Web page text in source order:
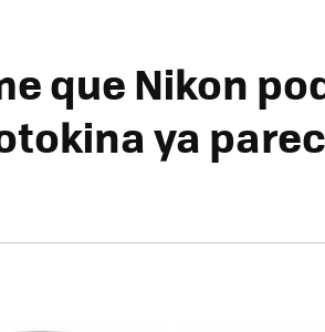
que Nikon
ya